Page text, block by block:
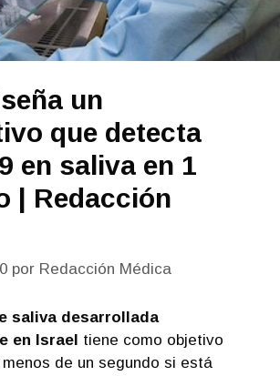
un
que detecta
en saliva en 1
| Redacción
por Redacción Médica
saliva desarrollada
en Israel tiene como objetivo
de un segundo si está